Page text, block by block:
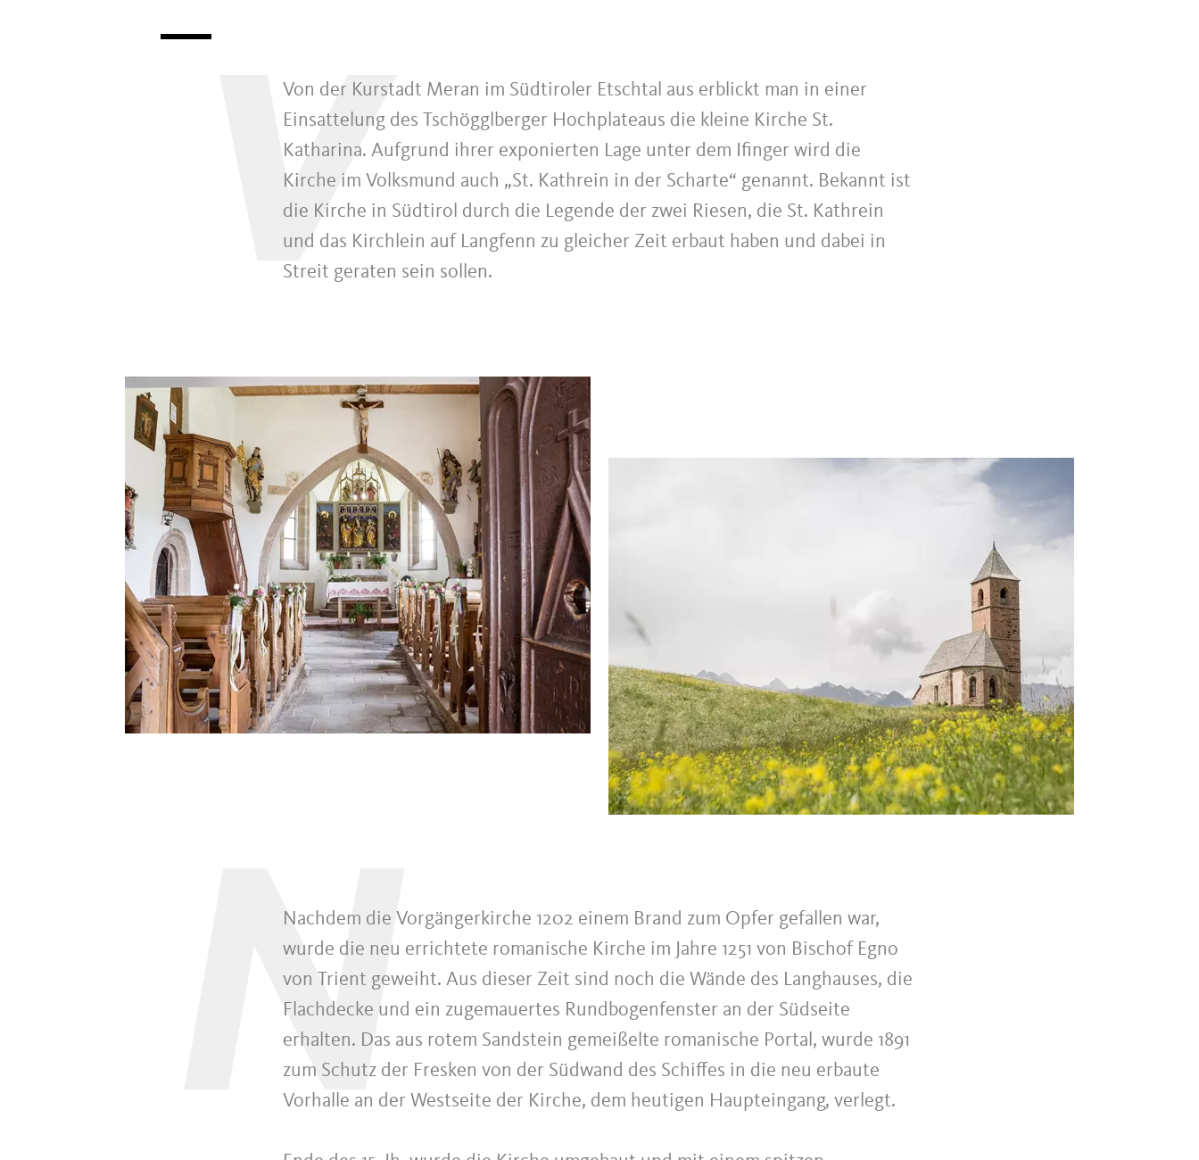
V
Von der Kurstadt Meran im Südtiroler Etschtal aus erblickt man in einer
Einsattelung des Tschögglberger Hochplateaus die kleine Kirche St.
Katharina. Aufgrund ihrer exponierten Lage unter dem Ifinger wird die
Kirche im Volksmund auch „St. Kathrein in der Scharte“ genannt. Bekannt ist
die Kirche in Südtirol durch die Legende der zwei Riesen, die St. Kathrein
und das Kirchlein auf Langfenn zu gleicher Zeit erbaut haben und dabei in
Streit geraten sein sollen.
N
Nachdem die Vorgängerkirche 1202 einem Brand zum Opfer gefallen war,
wurde die neu errichtete romanische Kirche im Jahre 1251 von Bischof Egno
von Trient geweiht. Aus dieser Zeit sind noch die Wände des Langhauses, die
Flachdecke und ein zugemauertes Rundbogenfenster an der Südseite
erhalten. Das aus rotem Sandstein gemeißelte romanische Portal, wurde 1891
zum Schutz der Fresken von der Südwand des Schiffes in die neu erbaute
Vorhalle an der Westseite der Kirche, dem heutigen Haupteingang, verlegt.